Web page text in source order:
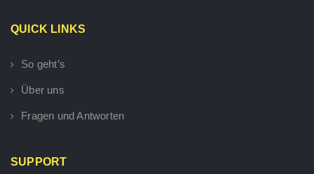
QUICK LINKS
So geht’s
Über uns
Fragen und Antworten
SUPPORT